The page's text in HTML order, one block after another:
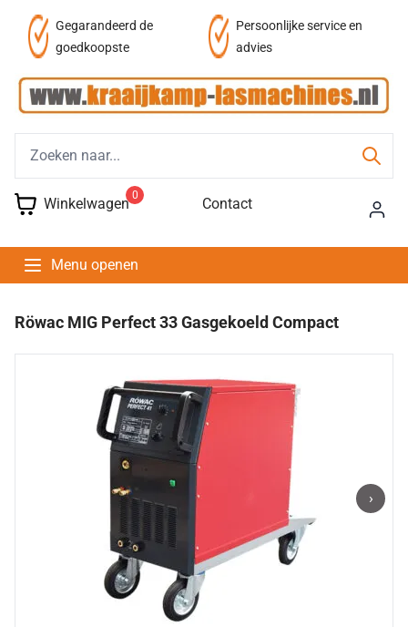
Gegarandeerd de
goedkoopste
Persoonlijke service en
advies
Winkelwagen 0 Contact
Menu openen
Röwac MIG Perfect 33 Gasgekoeld Compact
›